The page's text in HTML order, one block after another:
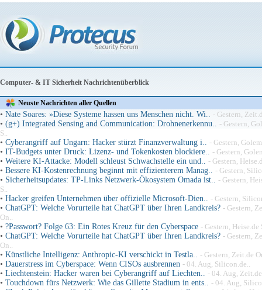
Computer- & IT Sicherheit Nachrichtenüberblick
Neuste Nachrichten aller Quellen
• Nate Soares: »Diese Systeme hassen uns Menschen nicht. Wi.. - Gestern,
• (g+) Integrated Sensing and Communication: Drohnenerkennu.. - Gestern,
S..
• Cyberangriff auf Ungarn: Hacker stürzt Finanzverwaltung i.. - Gestern,
• IT-Budgets unter Druck: Lizenz- und Tokenkosten blockiere.. - Gestern,
• Weitere KI-Attacke: Modell schleust Schwachstelle ein und.. - Gestern,
• Bessere KI-Kostenrechnung beginnt mit effizienterem Manag.. - Gestern,
• Sicherheitsupdates: TP-Links Netzwerk-Ökosystem Omada ist.. - Gestern,
S..
• Hacker greifen Unternehmen über offizielle Microsoft-Dien.. - Gestern,
• ChatGPT: Welche Vorurteile hat ChatGPT über Ihren Landkreis? - Gestern,
On..
• ?Passwort? Folge 63: Ein Rotes Kreuz für den Cyberspace - Gestern, Heise.de
• ChatGPT: Welche Vorurteile hat ChatGPT über Ihren Landkreis? - Gestern,
On..
• Künstliche Intelligenz: Anthropic-KI verschickt in Testla.. - Gestern, Zeit.de
• Dauerstress im Cyberspace: Wenn CISOs ausbrennen - 04. Aug, Silicon.de..
• Liechtenstein: Hacker waren bei Cyberangriff auf Liechten.. - 04. Aug,
• Touchdown fürs Netzwerk: Wie das Gillette Stadium in ents.. - 04. Aug,